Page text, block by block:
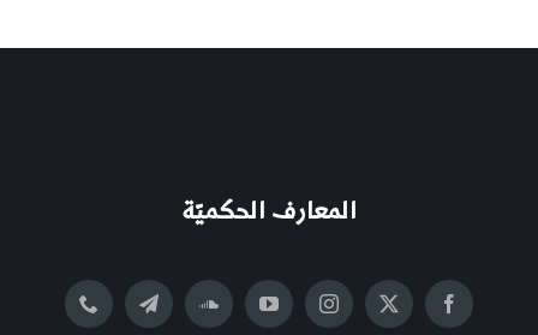
المعارف الحكميّة